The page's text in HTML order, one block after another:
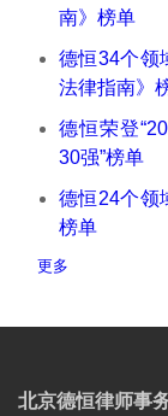
南》榜单
德恒34个领
法律指南》
德恒荣登
30强”榜单
德恒24个领
榜单
更多
北京德恒律师事